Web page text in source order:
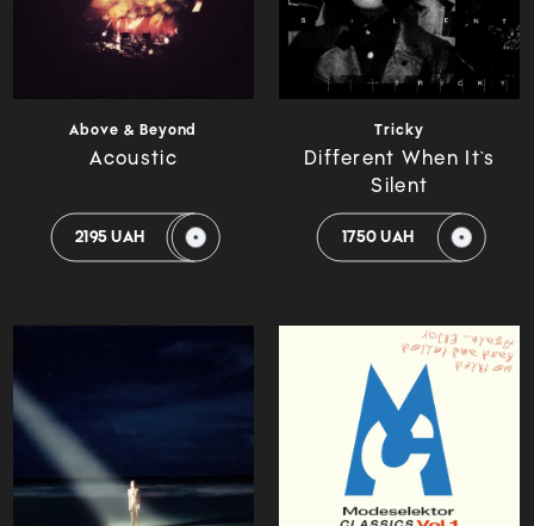
Above & Beyond
Acoustic
2195 UAH
Tricky
Different When It`s
Silent
1750 UAH